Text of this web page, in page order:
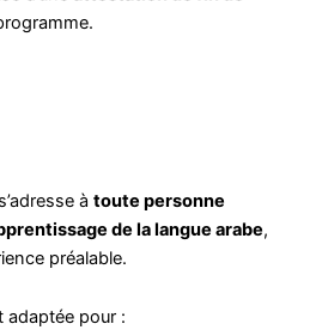
àtoute personne
de la langue arabe,
préalable.
adaptée pour :